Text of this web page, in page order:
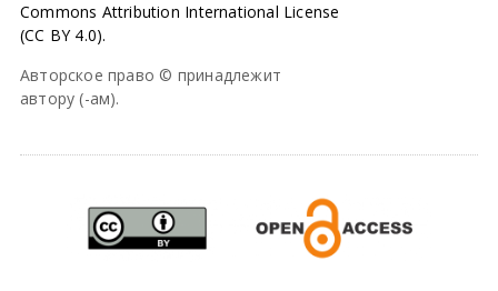
Commons Attribution International License
(CC BY 4.0).
Авторское право © принадлежит
автору (-ам).